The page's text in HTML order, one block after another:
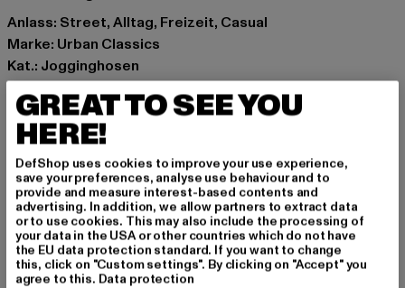
Anlass: Street, Alltag, Freizeit, Casual
Marke: Urban Classics
Kat.: Jogginghosen
Farbe: grau
Hersteller Farbe: asphalt
Materialzusammensetzung: 100% Baumwolle
Hersteller: TB International GmbH |info@tbint.de
Dr.-Robert-Murjahn-Straße 7 | 64372 Ober-Ramstadt |
DE
GREAT TO SEE YOU
HERE!
DefShop uses cookies to improve your use experience,
save your preferences, analyse use behaviour and to
provide and measure interest-based contents and
advertising. In addition, we allow partners to extract data
or to use cookies. This may also include the processing of
your data in the USA or other countries which do not have
the EU data protection standard. If you want to change
this, click on "Custom settings". By clicking on "Accept" you
agree to this. Data protection